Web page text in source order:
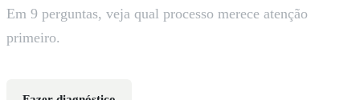
Em 9 perguntas, veja qual processo merece atenção
primeiro.